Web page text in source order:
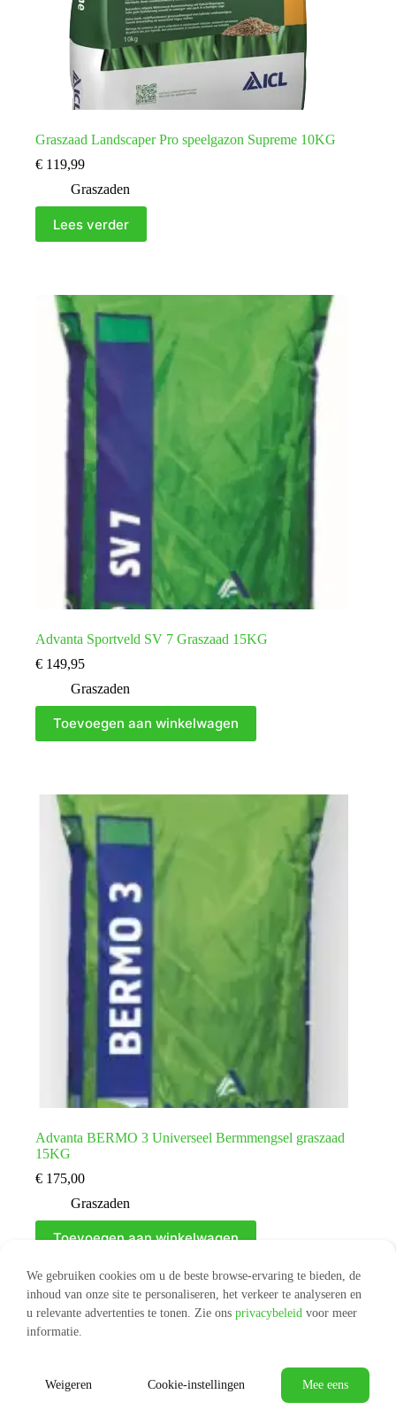
Graszaad Landscaper Pro speelgazon Supreme 10KG
€ 119,99
Graszaden
Lees verder
Advanta Sportveld SV 7 Graszaad 15KG
€ 149,95
Graszaden
Toevoegen aan winkelwagen
Advanta BERMO 3 Universeel Bermmengsel graszaad
15KG
€ 175,00
Graszaden
Toevoegen aan winkelwagen
Algemene voorwaarden
Privacy & Cookie Policy
We gebruiken cookies om u de beste browse-ervaring te bieden, de
inhoud van onze site te personaliseren, het verkeer te analyseren en
u relevante advertenties te tonen. Zie ons privacybeleid voor meer
informatie.
Mee eens
Cookie-instellingen
Weigeren